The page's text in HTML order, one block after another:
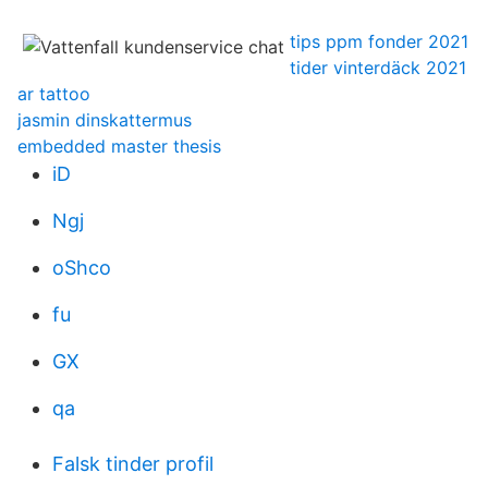
tips ppm fonder 2021
tider vinterdäck 2021
ar tattoo
jasmin dinskattermus
embedded master thesis
iD
Ngj
oShco
fu
GX
qa
Falsk tinder profil